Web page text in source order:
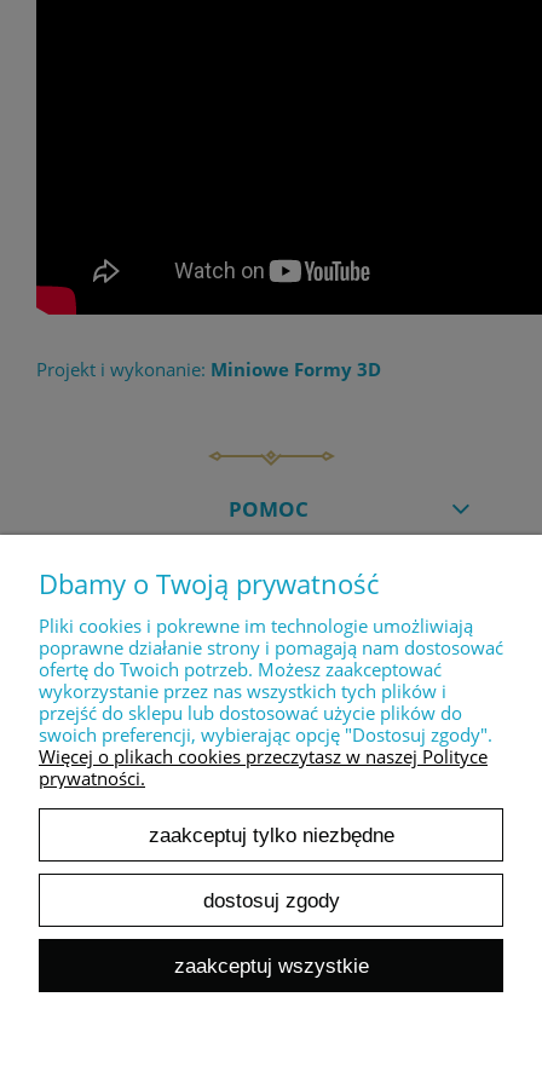
Projekt i wykonanie: Miniowe Formy 3D
POMOC
MOJE KONTO
PŁATNOŚCI I DOSTAWA
INFORMACJE
O NAS
pokaż pełną wersję strony
Sklep internetowy Shoper.pl
Dbamy o Twoją prywatność
Pliki cookies i pokrewne im technologie umożliwiają
poprawne działanie strony i pomagają nam dostosować
ofertę do Twoich potrzeb. Możesz zaakceptować
wykorzystanie przez nas wszystkich tych plików i
przejść do sklepu lub dostosować użycie plików do
swoich preferencji, wybierając opcję "Dostosuj zgody".
Więcej o plikach cookies przeczytasz w naszej Polityce
prywatności.
zaakceptuj tylko niezbędne
dostosuj zgody
zaakceptuj wszystkie